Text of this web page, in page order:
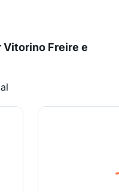
Vitorino Freire e